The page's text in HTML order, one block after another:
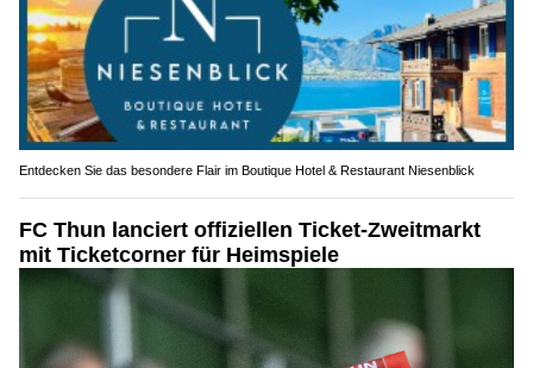
Entdecken Sie das besondere Flair im Boutique Hotel & Restaurant Niesenblick
FC Thun lanciert offiziellen Ticket-Zweitmarkt
mit Ticketcorner für Heimspiele